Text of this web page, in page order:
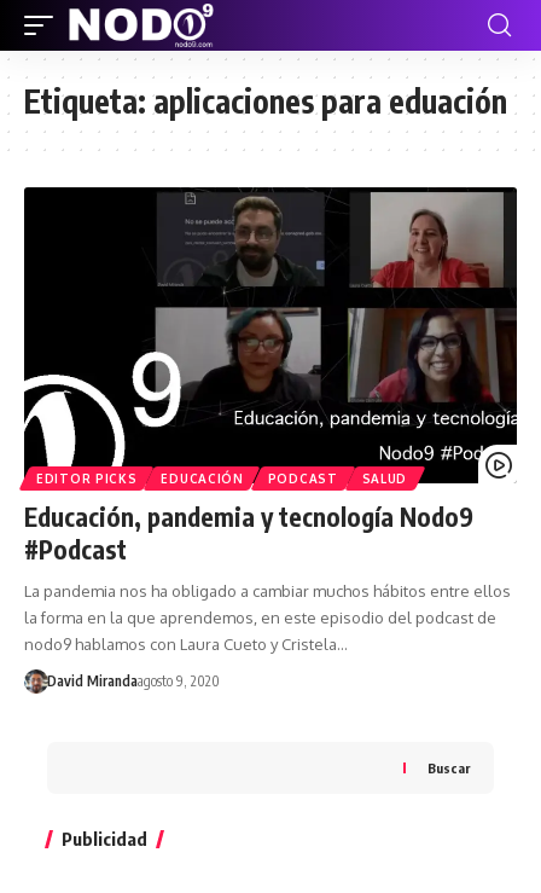
Etiqueta:aplicaciones para eduación
EDITOR PICKS EDUCACIÓN PODCAST SALUD
Educación, pandemia y tecnología Nodo9
#Podcast
La pandemia nos ha obligado a cambiar muchos hábitos entre ellos
la forma en la que aprendemos, en este episodio del podcast de
nodo9 hablamos con Laura Cueto y Cristela…
David Mirandaagosto 9, 2020
Buscar
Publicidad